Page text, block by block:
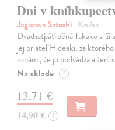
Dni v
Jagisawa Satoshi | Kniha
Dvadsaťpäťročná Takako si
jej priateľ Hideaki, za
oznámi, že ju podvádza a žení
Na sklade ?
13,71 €
14,90 € ?